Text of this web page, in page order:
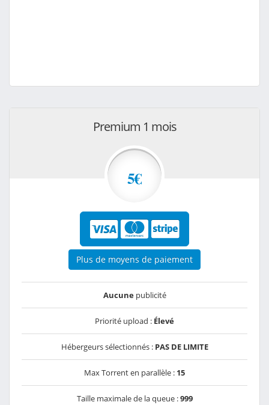
Premium 1 mois
5€
Plus de moyens de paiement
Aucunepublicité
Priorité upload : Élevé
Hébergeurs sélectionnés : PAS DE LIMITE
Max Torrent en parallèle : 15
Taille maximale de la queue :999